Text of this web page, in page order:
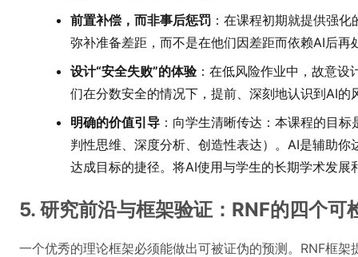
前置补偿，而非事后惩罚 ：在课程初期就提供强
弥补准备差距，而不是在他们因差距而依赖AI后再
设计“安全失败”的体验：在低风险作业中，故意设
们在分数安全的情况下，提前、深刻地认识到AI的
明确的价值引导 ：向学生清晰传达：本课程的目标
判性思维、深度分析、创造性表达）。AI是辅助
达成目标的捷径。将AI使用与学生的长期学术发展
5. 研究前沿与框架验证：RNF的四个可
一个优秀的理论框架必须能做出可被证伪的预测。RNF框